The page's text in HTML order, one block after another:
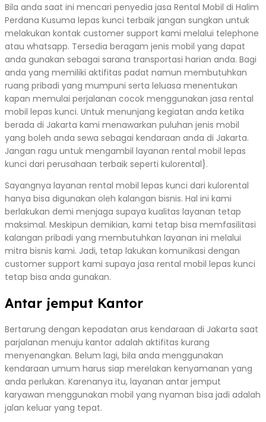
Bila anda saat ini mencari penyedia jasa Rental Mobil di Halim
Perdana Kusuma lepas kunci terbaik jangan sungkan untuk
melakukan kontak customer support kami melalui telephone
atau whatsapp. Tersedia beragam jenis mobil yang dapat
anda gunakan sebagai sarana transportasi harian anda. Bagi
anda yang memiliki aktifitas padat namun membutuhkan
ruang pribadi yang mumpuni serta leluasa menentukan
kapan memulai perjalanan cocok menggunakan jasa rental
mobil lepas kunci. Untuk menunjang kegiatan anda ketika
berada di Jakarta kami menawarkan puluhan jenis mobil
yang boleh anda sewa sebagai kendaraan anda di Jakarta.
Jangan ragu untuk mengambil layanan rental mobil lepas
kunci dari perusahaan terbaik seperti kulorental}.
Sayangnya layanan rental mobil lepas kunci dari kulorental
hanya bisa digunakan oleh kalangan bisnis. Hal ini kami
berlakukan demi menjaga supaya kualitas layanan tetap
maksimal. Meskipun demikian, kami tetap bisa memfasilitasi
kalangan pribadi yang membutuhkan layanan ini melalui
mitra bisnis kami. Jadi, tetap lakukan komunikasi dengan
customer support kami supaya jasa rental mobil lepas kunci
tetap bisa anda gunakan.
Antar jemput Kantor
Bertarung dengan kepadatan arus kendaraan di Jakarta saat
parjalanan menuju kantor adalah aktifitas kurang
menyenangkan. Belum lagi, bila anda menggunakan
kendaraan umum harus siap merelakan kenyamanan yang
anda perlukan. Karenanya itu, layanan antar jemput
karyawan menggunakan mobil yang nyaman bisa jadi adalah
jalan keluar yang tepat.